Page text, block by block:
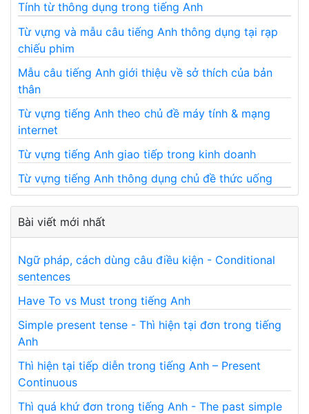
Tính từ thông dụng trong tiếng Anh
Từ vựng và mẫu câu tiếng Anh thông dụng tại rạp
chiếu phim
Mẫu câu tiếng Anh giới thiệu về sở thích của bản
thân
Từ vựng tiếng Anh theo chủ đề máy tính & mạng
internet
Từ vựng tiếng Anh giao tiếp trong kinh doanh
Từ vựng tiếng Anh thông dụng chủ đề thức uống
Bài viết mới nhất
Ngữ pháp, cách dùng câu điều kiện - Conditional
sentences
Have To vs Must trong tiếng Anh
Simple present tense - Thì hiện tại đơn trong tiếng
Anh
Thì hiện tại tiếp diễn trong tiếng Anh – Present
Continuous
Thì quá khứ đơn trong tiếng Anh - The past simple